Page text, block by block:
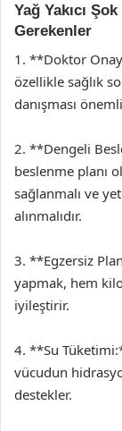
Yağ Yakıcı
Gerekenler
1. **Doktor
özellikle sağlık
danışması
2. **Dengeli
beslenme planı
sağlanmalı ve
alınmalıdır.
3. **Egzersiz
yapmak, hem
iyileştirir.
4. **Su
vücudun
destekler.